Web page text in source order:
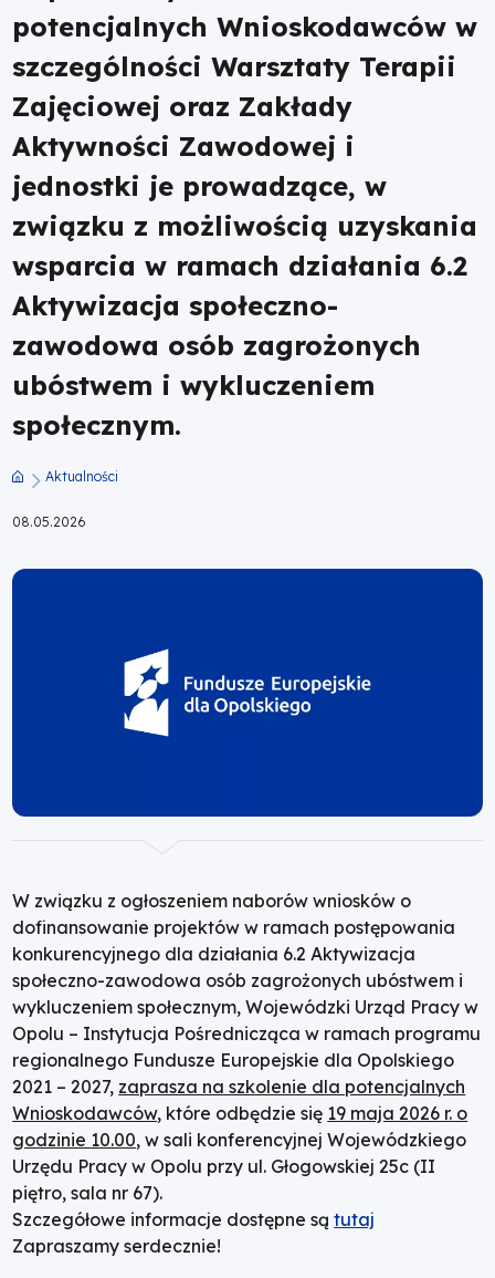
Terapii
Zajęciowej
oraz
Zakłady
Aktywności
Zawodowej
jednostki
prowadzące,
w
możliwością
wsparcia
w
ramach
działania
6.2
Aktywizacja
społeczno-
zawodowa
osób
potencjalnych Wnioskodawców w
szczególności Warsztaty Terapii
Zajęciowej oraz Zakłady
Aktywności Zawodowej i
jednostki je prowadzące, w
związku z możliwością uzyskania
wsparcia w ramach działania 6.2
Aktywizacja społeczno-
zawodowa osób zagrożonych
ubóstwem i wykluczeniem
społecznym.
Aktualności
08.05.2026
W związku z ogłoszeniem naborów wniosków o
dofinansowanie projektów w ramach postępowania
konkurencyjnego dla działania 6.2 Aktywizacja
społeczno-zawodowa osób zagrożonych ubóstwem i
wykluczeniem społecznym, Wojewódzki Urząd Pracy w
Opolu – Instytucja Pośrednicząca w ramach programu
regionalnego Fundusze Europejskie dla Opolskiego
2021 – 2027, zaprasza na szkolenie dla potencjalnych
Wnioskodawców, które odbędzie się 19 maja 2026 r. o
godzinie 10.00, w sali konferencyjnej Wojewódzkiego
Urzędu Pracy w Opolu przy ul. Głogowskiej 25c (II
piętro, sala nr 67).
Szczegółowe informacje dostępne sątutaj
Zapraszamy serdecznie!